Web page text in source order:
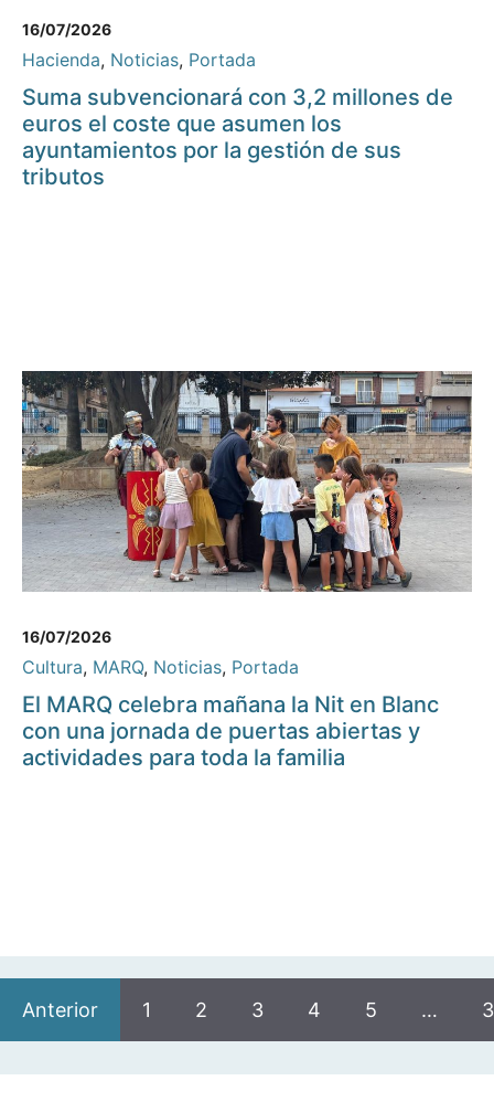
16/07/2026
Hacienda, Noticias, Portada
Suma subvencionará con 3,2 millones de
euros el coste que asumen los
ayuntamientos por la gestión de sus
tributos
16/07/2026
Cultura, MARQ, Noticias, Portada
El MARQ celebra mañana la Nit en Blanc
con una jornada de puertas abiertas y
actividades para toda la familia
Anterior 1 2 3 4 5 …